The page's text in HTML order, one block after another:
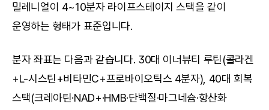
밀레니얼이 4~10분자 라이프스테이지 스택을 같이
운영하는 형태가 표준입니다.
분자 좌표는 다음과 같습니다. 30대 이너뷰티 루틴(콜라겐
+L-시스틴+비타민C+프로바이오틱스 4분자), 40대 회복
스택(크레아틴·NAD+·HMB·단백질·마그네슘·항산화